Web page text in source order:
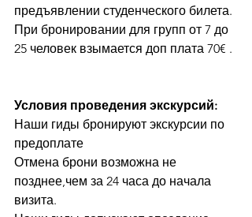
предъявлении студенческого билета.
При бронировании для групп от 7 до
25 человек взымается доп плата 70€ .
Условия проведения экскурсий:
Наши гиды бронируют экскурсии по
предоплате
Отмена брони возможна не
позднее,чем за 24 часа до начала
визита.